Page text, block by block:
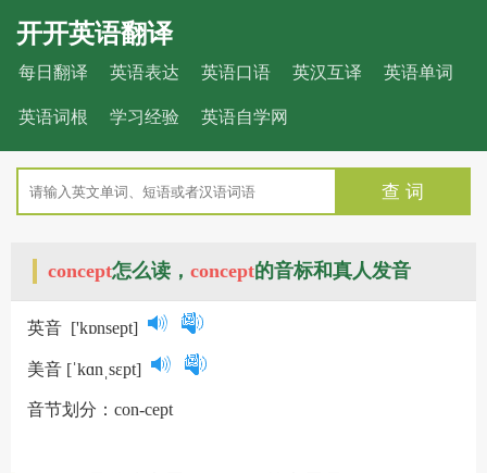
开开英语翻译
每日翻译 英语表达 英语口语 英汉互译 英语单词
英语词根 学习经验 英语自学网
查 词
concept怎么读， concept的音标和真人发音
英音 ['kɒnsept]
美音 [ˈkɑnˌsɛpt]
音节划分：con-cept